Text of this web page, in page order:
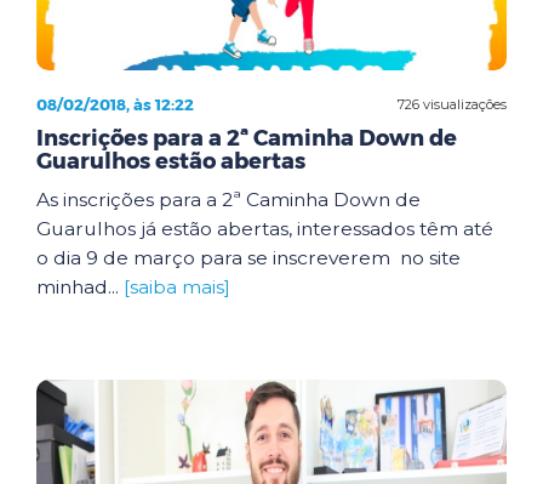
726 visualizações
08/02/2018, às 12:22
Inscrições para a 2ª Caminha Down de
Guarulhos estão abertas
As inscrições para a 2ª Caminha Down de
Guarulhos já estão abertas, interessados têm até
o dia 9 de março para se inscreverem no site
minhad... [saiba mais]